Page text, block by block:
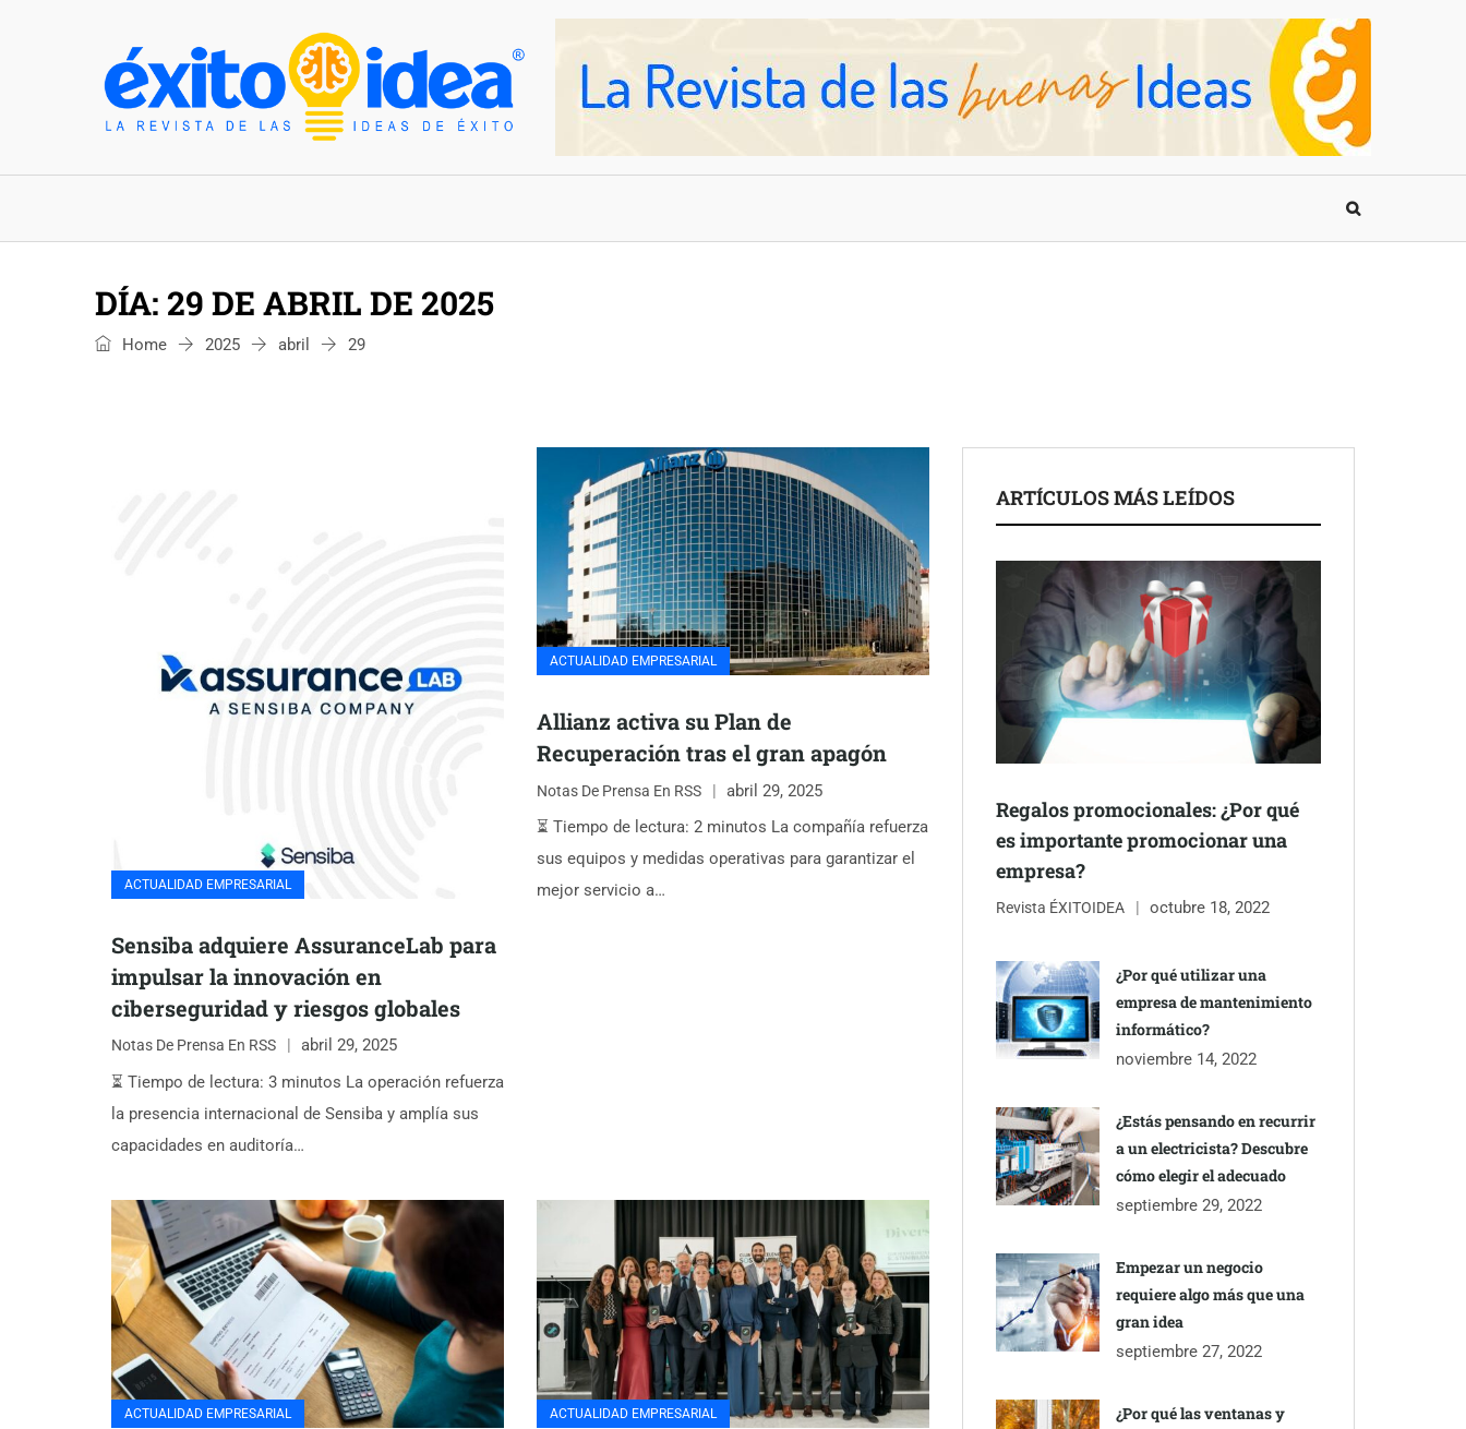
DÍA: 29 DE ABRIL DE 2025
Home 2025 abril 29
ACTUALIDAD EMPRESARIAL
Sensiba adquiere AssuranceLab para
impulsar la innovación en
ciberseguridad y riesgos globales
Notas De Prensa En RSS
abril 29, 2025
⏳ Tiempo de lectura: 3 minutos La operación refuerza
la presencia internacional de Sensiba y amplía sus
capacidades en auditoría…
ACTUALIDAD EMPRESARIAL
Allianz activa su Plan de
Recuperación tras el gran apagón
Notas De Prensa En RSS
abril 29, 2025
⏳ Tiempo de lectura: 2 minutos La compañía refuerza
sus equipos y medidas operativas para garantizar el
mejor servicio a…
ACTUALIDAD EMPRESARIAL ACTUALIDAD EMPRESARIAL
ARTÍCULOS MÁS LEÍDOS
Regalos promocionales: ¿Por qué
es importante promocionar una
empresa?
Revista ÉXITOIDEA octubre 18, 2022
¿Por qué utilizar una
empresa de mantenimiento
informático?
noviembre 14, 2022
¿Estás pensando en recurrir
a un electricista? Descubre
cómo elegir el adecuado
septiembre 29, 2022
Empezar un negocio
requiere algo más que una
gran idea
septiembre 27, 2022
¿Por qué las ventanas y